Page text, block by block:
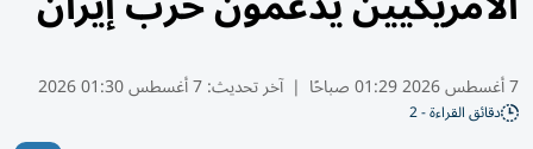
7 أغسطس 2026 01:29 صباحًا | آخر تحديث:7 أغسطس 01:30 2026
دقائق القراءة - 2